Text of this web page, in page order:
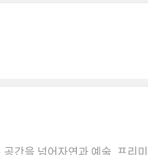
간을 넘어자연과 예술, 프리